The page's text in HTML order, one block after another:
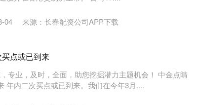
04
来源：长春配资公司APP下载
点或已到来
专业，及时，全面，助您挖掘潜力主题机会！ 中金点睛
年内二次买点或已到来。我们在今年3月....